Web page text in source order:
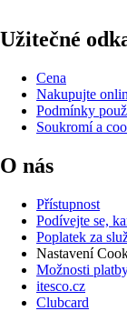
Užitečné
Cena
Nakupujte
Podmínky
Soukromí a
O nás
Přístupnost
Podívejte se,
Poplatek za
Nastavení
Možnosti
itesco.cz
Clubcard